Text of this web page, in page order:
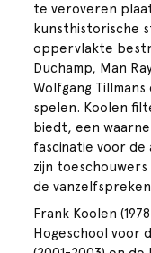
te veroveren
kunsthistorische
oppervlakte
Duchamp, Man
Wolfgang
spelen. Koolen
biedt, een
fascinatie voor de
zijn
de
Frank Koolen
Hogeschool voor